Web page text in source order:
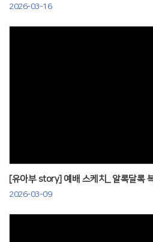
2026-03-16
2026-03-09